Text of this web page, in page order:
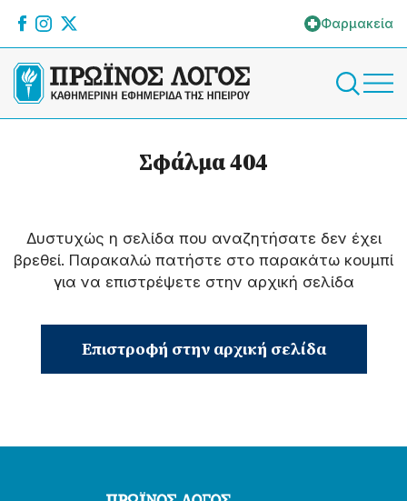
Φαρμακεία
Σφάλμα 404
Δυστυχώς η σελίδα που αναζητήσατε δεν έχει
βρεθεί. Παρακαλώ πατήστε στο παρακάτω κουμπί
για να επιστρέψετε στην αρχική σελίδα
Επιστροφή στην αρχική σελίδα